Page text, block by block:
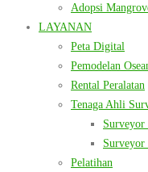
Adopsi
LAYANAN
Peta Digital
Pemodelan
Rental Peralatan
Tenaga Ahli
Surveyor
Surveyor
Pelatihan